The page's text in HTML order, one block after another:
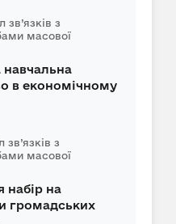
зв’язків з
масової
навчальна
в економічному
зв’язків з
масової
набір на
громадських